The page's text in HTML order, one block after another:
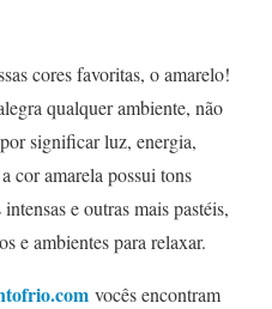
cores favoritas, o amarelo!
qualquer ambiente, não
significar luz, energia,
cor amarela possui tons
e outras mais pastéis,
e ambientes para relaxar.
vocês encontram